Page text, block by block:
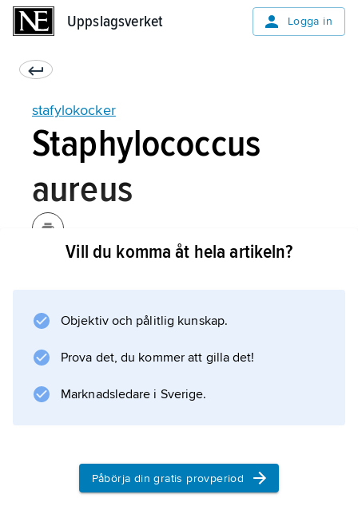
Uppslagsverket Logga in
stafylokocker
Staphylococcus
aureus
är den viktigaste sjukdomsframkallande arten
och orsakar ibland problem på sjukhus, se
vårdrelaterade infektioner
Vill du komma åt hela artikeln?
Objektiv och pålitlig kunskap.
Prova det, du kommer att gilla det!
Marknadsledare i Sverige.
Påbörja din gratis provperiod